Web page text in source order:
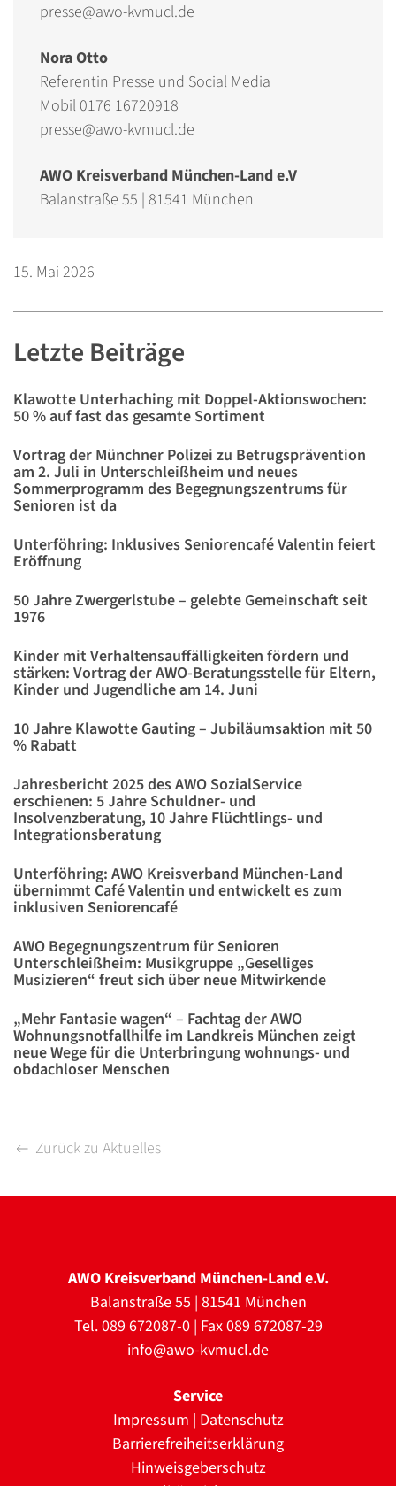
presse@awo-kvmucl.de
Nora Otto
Referentin Presse und Social Media
Mobil 0176 16720918
presse@awo-kvmucl.de
AWO Kreisverband München-Land e.V
Balanstraße 55 | 81541 München
15. Mai 2026
Letzte Beiträge
Klawotte Unterhaching mit Doppel-Aktionswochen:
50 % auf fast das gesamte Sortiment
Vortrag der Münchner Polizei zu Betrugsprävention
am 2. Juli in Unterschleißheim und neues
Sommerprogramm des Begegnungszentrums für
Senioren ist da
Unterföhring: Inklusives Seniorencafé Valentin feiert
Eröffnung
50 Jahre Zwergerlstube – gelebte Gemeinschaft seit
1976
Kinder mit Verhaltensauffälligkeiten fördern und
stärken: Vortrag der AWO-Beratungsstelle für Eltern,
Kinder und Jugendliche am 14. Juni
10 Jahre Klawotte Gauting – Jubiläumsaktion mit 50
% Rabatt
Jahresbericht 2025 des AWO SozialService
erschienen: 5 Jahre Schuldner- und
Insolvenzberatung, 10 Jahre Flüchtlings- und
Integrationsberatung
Unterföhring: AWO Kreisverband München-Land
übernimmt Café Valentin und entwickelt es zum
inklusiven Seniorencafé
AWO Begegnungszentrum für Senioren
Unterschleißheim: Musikgruppe „Geselliges
Musizieren“ freut sich über neue Mitwirkende
„Mehr Fantasie wagen“ – Fachtag der AWO
Wohnungsnotfallhilfe im Landkreis München zeigt
neue Wege für die Unterbringung wohnungs- und
obdachloser Menschen
Zurück zu Aktuelles
AWO Kreisverband München-Land e.V.
Balanstraße 55 | 81541 München
Tel. 089 672087-0 | Fax 089 672087-29
info@awo-kvmucl.de
Service
Impressum | Datenschutz
Barrierefreiheitserklärung
Hinweisgeberschutz